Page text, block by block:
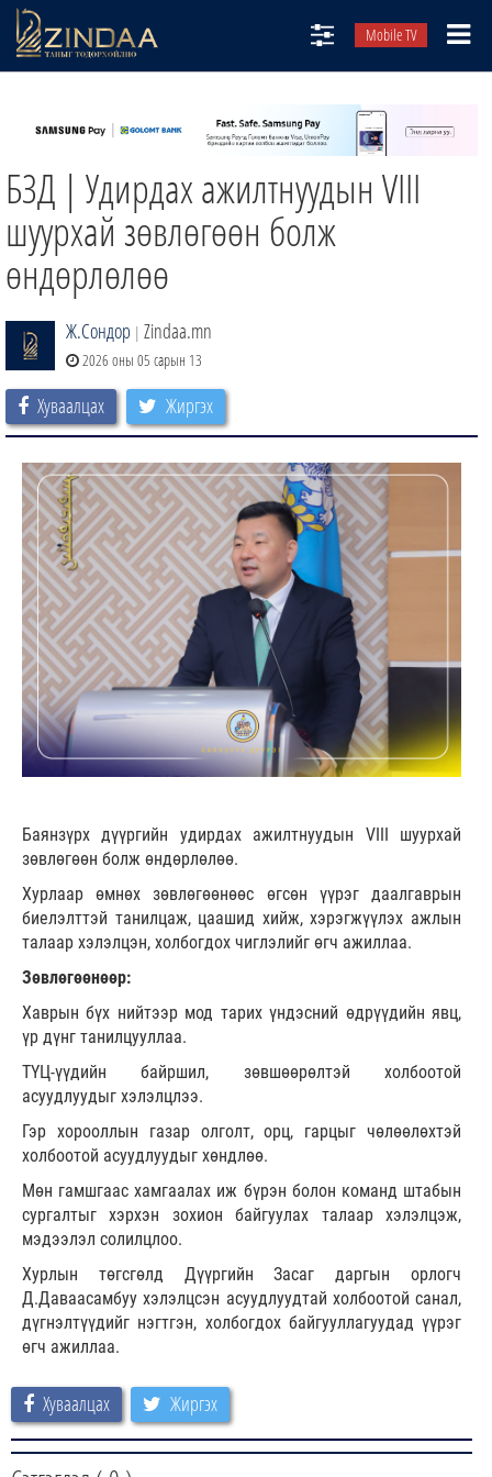
Mobile TV
ТВ8
ӨГЛӨӨНИЙ СОНИН
АУДИО ЗОХИОЛ
ЗИНДАА СЭТГҮҮЛ
БЗД | Удирдах ажилтнуудын VIII
шуурхай зөвлөгөөн болж
өндөрлөлөө
Ж.Сондор | Zindaa.mn
2026 оны 05 сарын 13
Хуваалцах Жиргэх
Баянзүрх дүүргийн удирдах ажилтнуудын VIII шуурхай
зөвлөгөөн болж өндөрлөлөө.
Хурлаар өмнөх зөвлөгөөнөөс өгсөн үүрэг даалгаврын
биелэлттэй танилцаж, цаашид хийж, хэрэгжүүлэх ажлын
талаар хэлэлцэн, холбогдох чиглэлийг өгч ажиллаа.
Зөвлөгөөнөөр:
Хаврын бүх нийтээр мод тарих үндэсний өдрүүдийн явц,
үр дүнг танилцууллаа.
ТҮЦ-үүдийн байршил, зөвшөөрөлтэй холбоотой
асуудлуудыг хэлэлцлээ.
Гэр хорооллын газар олголт, орц, гарцыг чөлөөлөхтэй
холбоотой асуудлуудыг хөндлөө.
Мөн гамшгаас хамгаалах иж бүрэн болон команд штабын
сургалтыг хэрхэн зохион байгуулах талаар хэлэлцэж,
мэдээлэл солилцлоо.
Хурлын төгсгөлд Дүүргийн Засаг даргын орлогч
Д.Даваасамбуу хэлэлцсэн асуудлуудтай холбоотой санал,
дүгнэлтүүдийг нэгтгэн, холбогдох байгууллагуудад үүрэг
өгч ажиллаа.
Хуваалцах Жиргэх